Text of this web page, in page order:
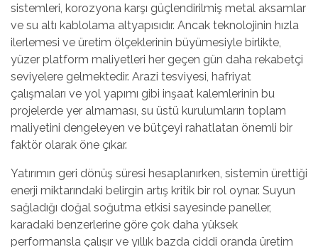
sistemleri, korozyona karşı güçlendirilmiş metal aksamlar
ve su altı kablolama altyapısıdır. Ancak teknolojinin hızla
ilerlemesi ve üretim ölçeklerinin büyümesiyle birlikte,
yüzer platform maliyetleri her geçen gün daha rekabetçi
seviyelere gelmektedir. Arazi tesviyesi, hafriyat
çalışmaları ve yol yapımı gibi inşaat kalemlerinin bu
projelerde yer almaması, su üstü kurulumların toplam
maliyetini dengeleyen ve bütçeyi rahatlatan önemli bir
faktör olarak öne çıkar.
Yatırımın geri dönüş süresi hesaplanırken, sistemin ürettiği
enerji miktarındaki belirgin artış kritik bir rol oynar. Suyun
sağladığı doğal soğutma etkisi sayesinde paneller,
karadaki benzerlerine göre çok daha yüksek
performansla çalışır ve yıllık bazda ciddi oranda üretim